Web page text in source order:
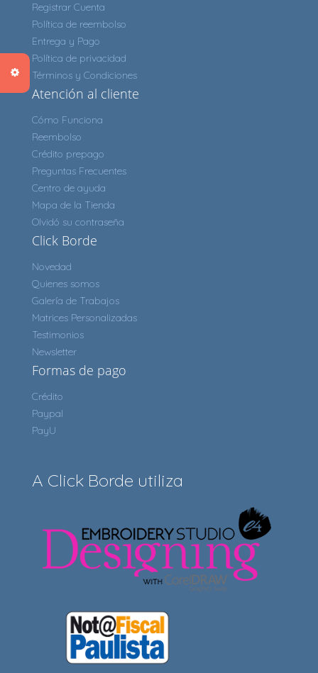
Registrar Cuenta
Política de reembolso
Entrega y Pago
Política de privacidad
Términos y Condiciones
Atención al cliente
Cómo Funciona
Reembolso
Crédito prepago
Preguntas Frecuentes
Centro de ayuda
Mapa de la Tienda
Olvidó su contraseña
Click Borde
Novedad
Quienes somos
Galería de Trabajos
Matrices Personalizadas
Testimonios
Newsletter
Formas de pago
Crédito
Paypal
PayU
A Click Borde utiliza